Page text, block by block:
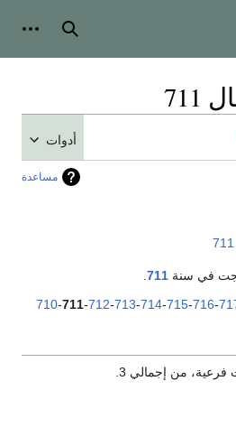
بحث
أدوات
مساعدة
في سنة 711
710-711-712-713-714-715-716-